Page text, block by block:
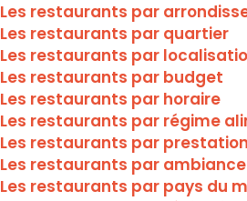
Les restaurants par
Les restaurants par quartier
Les restaurants par
Les restaurants par budget
Les restaurants par horaire
Les restaurants par régime
Les restaurants par prestation
Les restaurants par ambiance
Les restaurants par pays du